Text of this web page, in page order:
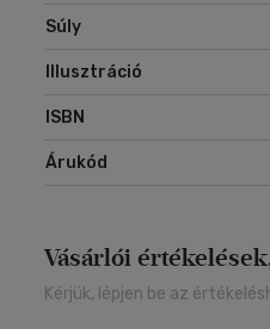
Súly
Illusztráció
ISBN
Árukód
Vásárlói
Kérjük, lépjen be az